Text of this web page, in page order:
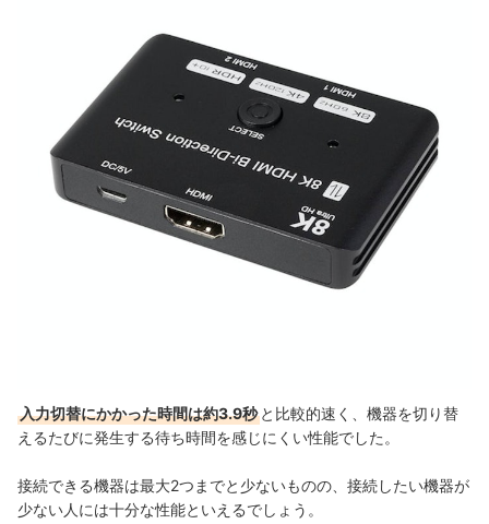
入力切替にかかった時間は約3.9秒 と比較的速く、機器を切り替
えるたびに発生する待ち時間を感じにくい性能でした。
接続できる機器は最大2つまでと少ないものの、接続したい機器が
少ない人には十分な性能といえるでしょう。